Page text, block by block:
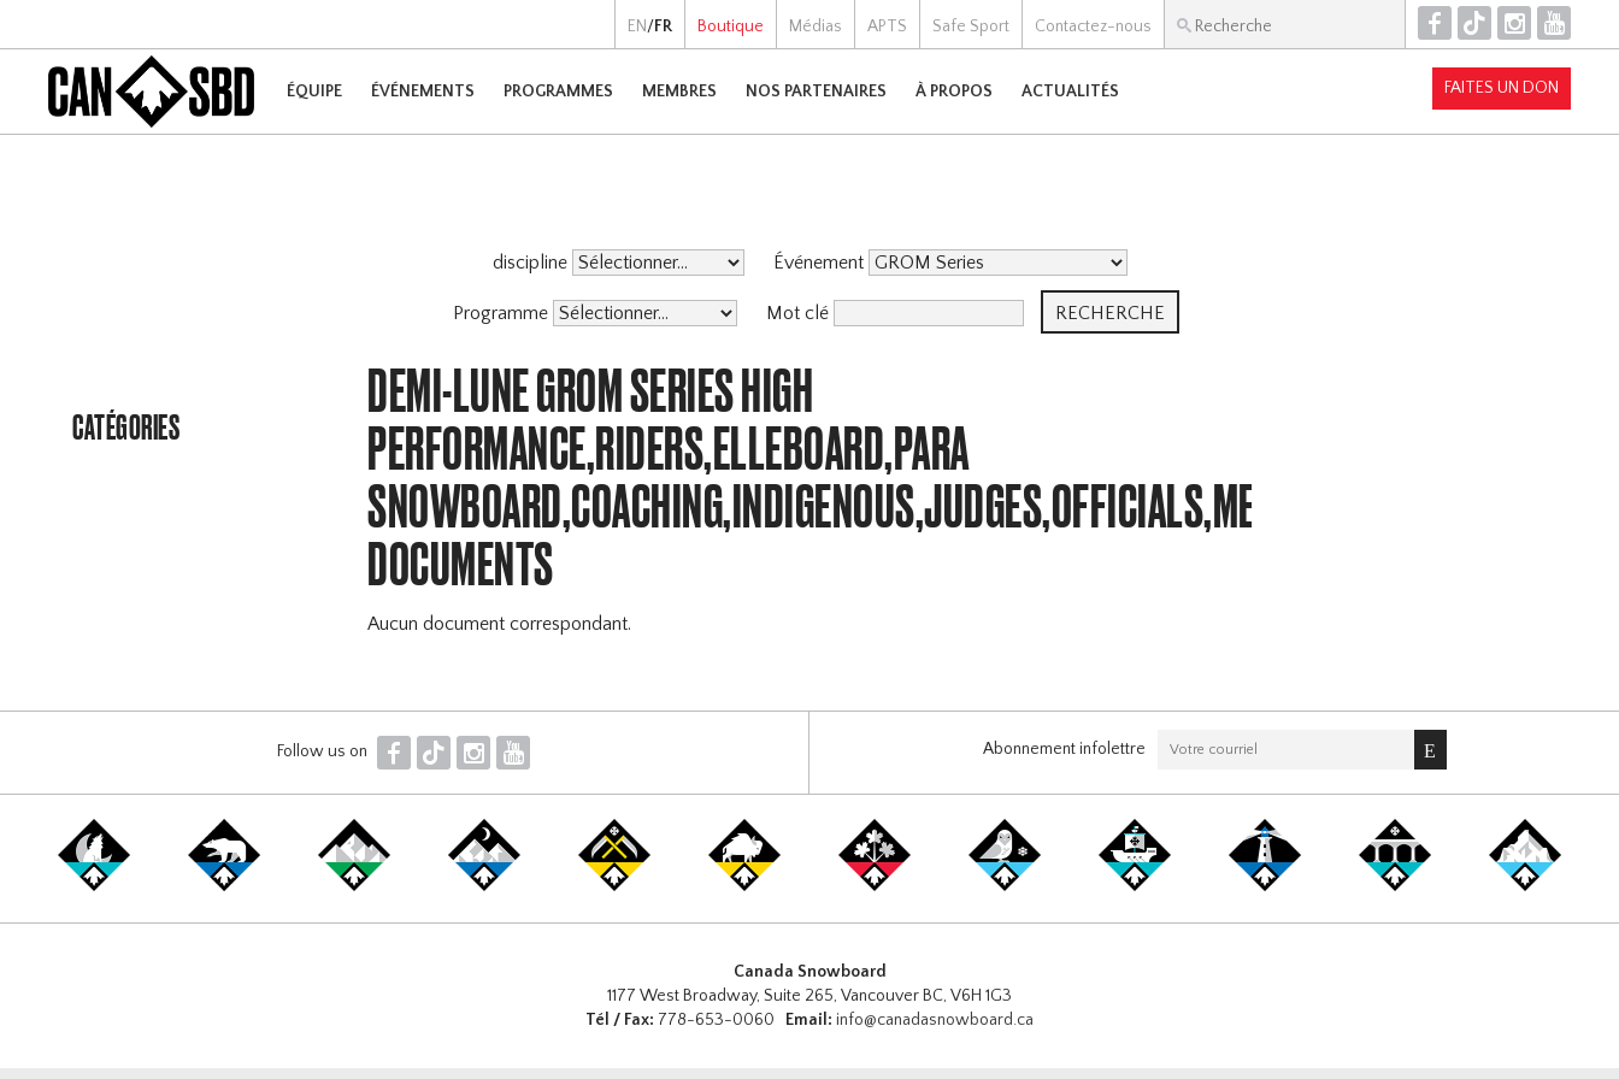
EN/FR Boutique Médias APTS Safe Sport Contactez-nous F T I Y
ÉQUIPE ÉVÉNEMENTS PROGRAMMES MEMBRES NOS PARTENAIRES À PROPOS ACTUALITÉS FAITES UN DON
CATÉGORIES
discipline Événement
Programme Mot clé
DEMI-LUNE GROM SERIES HIGH
PERFORMANCE,RIDERS,ELLEBOARD,PARA
SNOWBOARD,COACHING,INDIGENOUS,JUDGES,OFFICIALS,MEMBERSHIP
DOCUMENTS
Aucun document correspondant.
Follow us on F T I Y Abonnement infolettre
Canada Snowboard
1177 West Broadway, Suite 265, Vancouver BC, V6H 1G3
Tél / Fax: 778-653-0060 Email: info@canadasnowboard.ca